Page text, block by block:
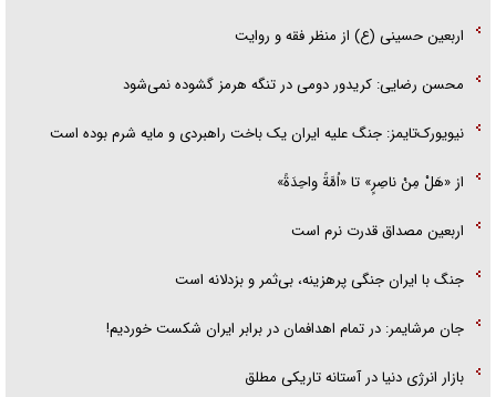
اربعین حسینی (ع) از منظر فقه و روایت
محسن رضایی: کریدور دومی در تنگه هرمز گشوده نمی‌شود
نیویورک‌تایمز: جنگ علیه ایران یک باخت راهبردی و مایه شرم بوده است
از «هَلْ مِنْ ناصِرٍ» تا «اُمَّةً واحِدَةً»
اربعین مصداق قدرت نرم است
جنگ با ایران جنگی پرهزینه، بی‌ثمر و بزدلانه است
جان مرشایمر: در تمام اهدافمان در برابر ایران شکست خوردیم!
بازار انرژی دنیا در آستانه تاریکی مطلق